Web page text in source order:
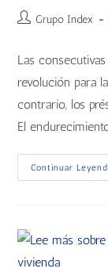
Grupo Index
Las
revolución para
contrario, los
El
Continuar